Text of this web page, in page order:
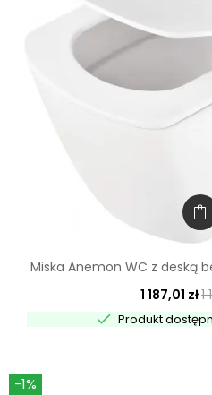
Miska Anemon WC z deską
1 187,01 zł1
 Produkt
-1%